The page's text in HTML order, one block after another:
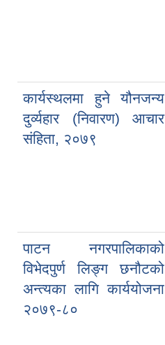
कार्यस्‍थलमा हुने यौनजन्‍य
दुर्व्यहार (निवारण) आचार
संहिता, २०७९
पाटन नगरपालिकाको
विभेदपुर्ण लिङ्ग छनौटको
अन्‍त्यका लागि कार्ययोजना
२०७९-८०